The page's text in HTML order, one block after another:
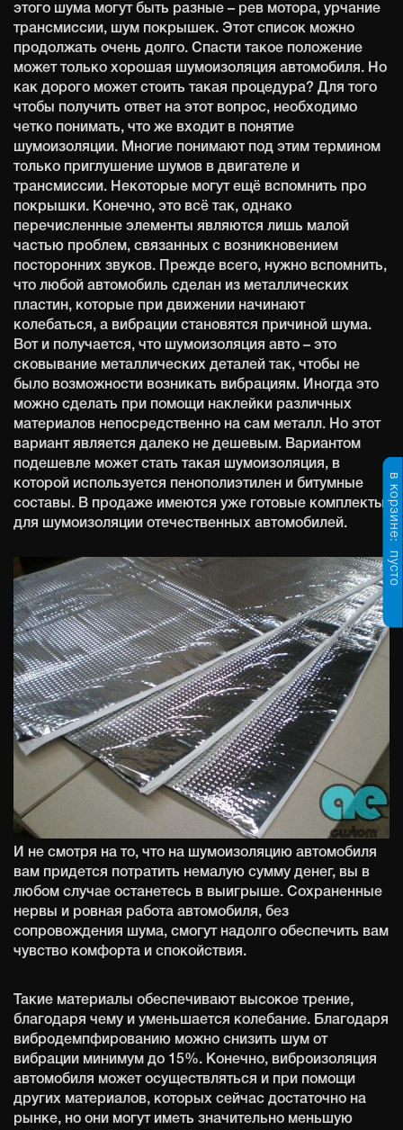
в корзине:
пусто
этого шума могут быть разные – рев мотора, урчание
трансмиссии, шум покрышек. Этот список можно
продолжать очень долго. Спасти такое положение
может только хорошая шумоизоляция автомобиля. Но
как дорого может стоить такая процедура? Для того
чтобы получить ответ на этот вопрос, необходимо
четко понимать, что же входит в понятие
шумоизоляции. Многие понимают под этим термином
только приглушение шумов в двигателе и
трансмиссии. Некоторые могут ещё вспомнить про
покрышки. Конечно, это всё так, однако
перечисленные элементы являются лишь малой
частью проблем, связанных с возникновением
посторонних звуков. Прежде всего, нужно вспомнить,
что любой автомобиль сделан из металлических
пластин, которые при движении начинают
колебаться, а вибрации становятся причиной шума.
Вот и получается, что шумоизоляция авто – это
сковывание металлических деталей так, чтобы не
было возможности возникать вибрациям. Иногда это
можно сделать при помощи наклейки различных
материалов непосредственно на сам металл. Но этот
вариант является далеко не дешевым. Вариантом
подешевле может стать такая шумоизоляция, в
которой используется пенополиэтилен и битумные
составы. В продаже имеются уже готовые комплекты
для шумоизоляции отечественных автомобилей.
И не смотря на то, что на шумоизоляцию автомобиля
вам придется потратить немалую сумму денег, вы в
любом случае останетесь в выигрыше. Сохраненные
нервы и ровная работа автомобиля, без
сопровождения шума, смогут надолго обеспечить вам
чувство комфорта и спокойствия.
Такие материалы обеспечивают высокое трение,
благодаря чему и уменьшается колебание. Благодаря
вибродемпфированию можно снизить шум от
вибрации минимум до 15%. Конечно, виброизоляция
автомобиля может осуществляться и при помощи
других материалов, которых сейчас достаточно на
рынке, но они могут иметь значительно меньшую